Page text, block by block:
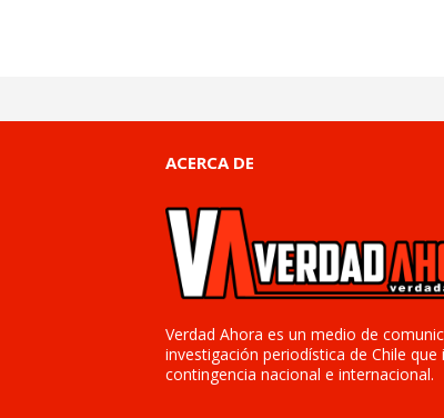
ACERCA DE
Verdad Ahora es un medio de
investigación periodística de Chile que
contingencia nacional e internacional.